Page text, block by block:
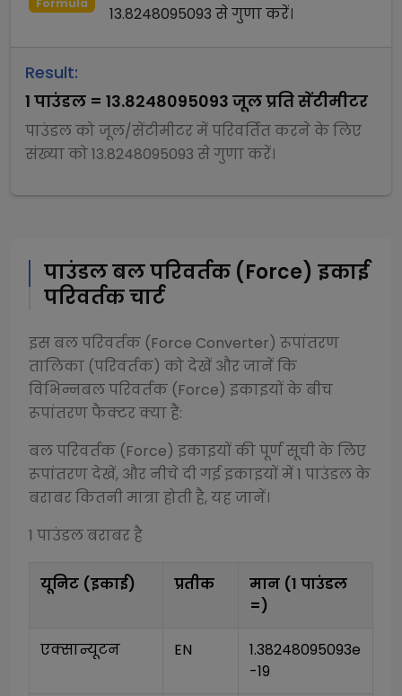
Formula
13.8248095093 सेगुणाकरें।
Result:
1 पाउंडल = 13.8248095093 जूल प्रति सेंटीमीटर
पाउंडलकोजूल/सेंटीमीटरमें परिवर्तित करने के लिए
संख्या को13.8248095093 सेगुणाकरें।
पाउंडलबल परिवर्तक (Force) इकाई
परिवर्तक चार्ट
इसबल परिवर्तक (Force Converter) रूपांतरण
तालिका (परिवर्तक) को देखें और जानें कि
विभिन्नबल परिवर्तक (Force) इकाइयों के बीच
रूपांतरण फैक्टर क्या हैं:
बल परिवर्तक (Force) इकाइयों की पूर्ण सूची के लिए
रूपांतरण देखें, और नीचे दी गई इकाइयों में 1 पाउंडलके
बराबर कितनी मात्रा होती है, यह जानें।
1 पाउंडलबराबर है
यूनिट (इकाई) प्रतीक मान (1 पाउंडल
=)
एक्सान्यूटन EN
1.38248095093e
-19